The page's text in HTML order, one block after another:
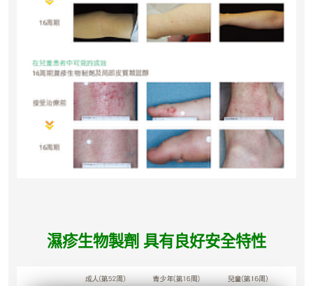
濕疹生物製劑 具有良好安全特性